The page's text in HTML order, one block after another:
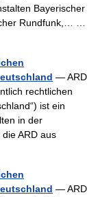
Bayerischer
Rundfunk,… …
— ARD
rechtlichen
ist ein
in der
ARD aus
— ARD